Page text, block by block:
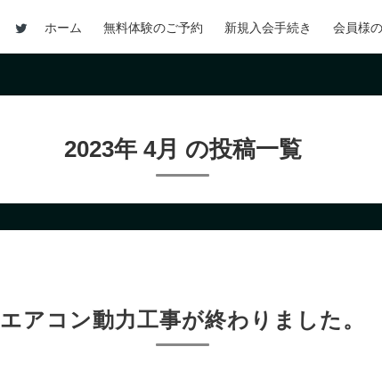
ホーム 無料体験のご予約 新規入会手続き 会員様
2023年 4月 の投稿一覧
エアコン動力工事が終わりました。